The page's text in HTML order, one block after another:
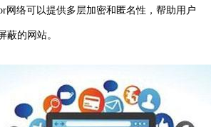
络可以提供多层加密和匿名性，帮助用户
蔽的网站。